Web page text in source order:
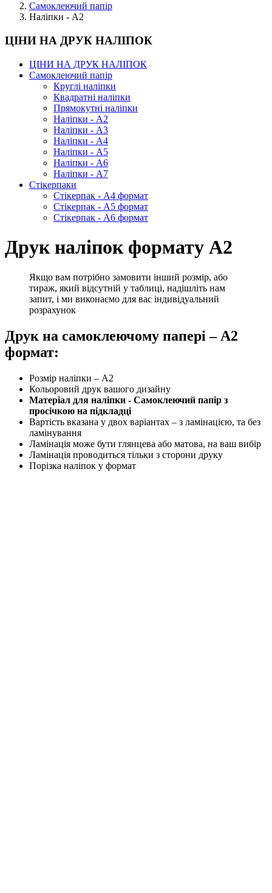
Самоклеючий папір
Наліпки - А2
ЦІНИ НА ДРУК НАЛІПОК
ЦІНИ НА ДРУК НАЛІПОК
Самоклеючий папір
Круглі наліпки
Квадратні наліпки
Прямокутні наліпки
Наліпки - А2
Наліпки - А3
Наліпки - А4
Наліпки - А5
Наліпки - А6
Наліпки - А7
Стікерпаки
Стікерпак - А4 формат
Стікерпак - А5 формат
Стікерпак - А6 формат
Друк наліпок формату А2
Якщо вам потрібно замовити інший розмір, або
тираж, який відсутній у таблиці, надішліть нам
запит, і ми виконаємо для вас індивідуальний
розрахунок
Друк на самоклеючому папері – А2
формат:
Розмір наліпки – А2
Кольоровий друк вашого дизайну
Матеріал для наліпки - Самоклеючий папір з
просічкою на підкладці
Вартість вказана у двох варіантах – з ламінацією, та без
ламінування
Ламінація може бути глянцева або матова, на ваш вибір
Ламінація проводиться тільки з сторони друку
Порізка наліпок у формат